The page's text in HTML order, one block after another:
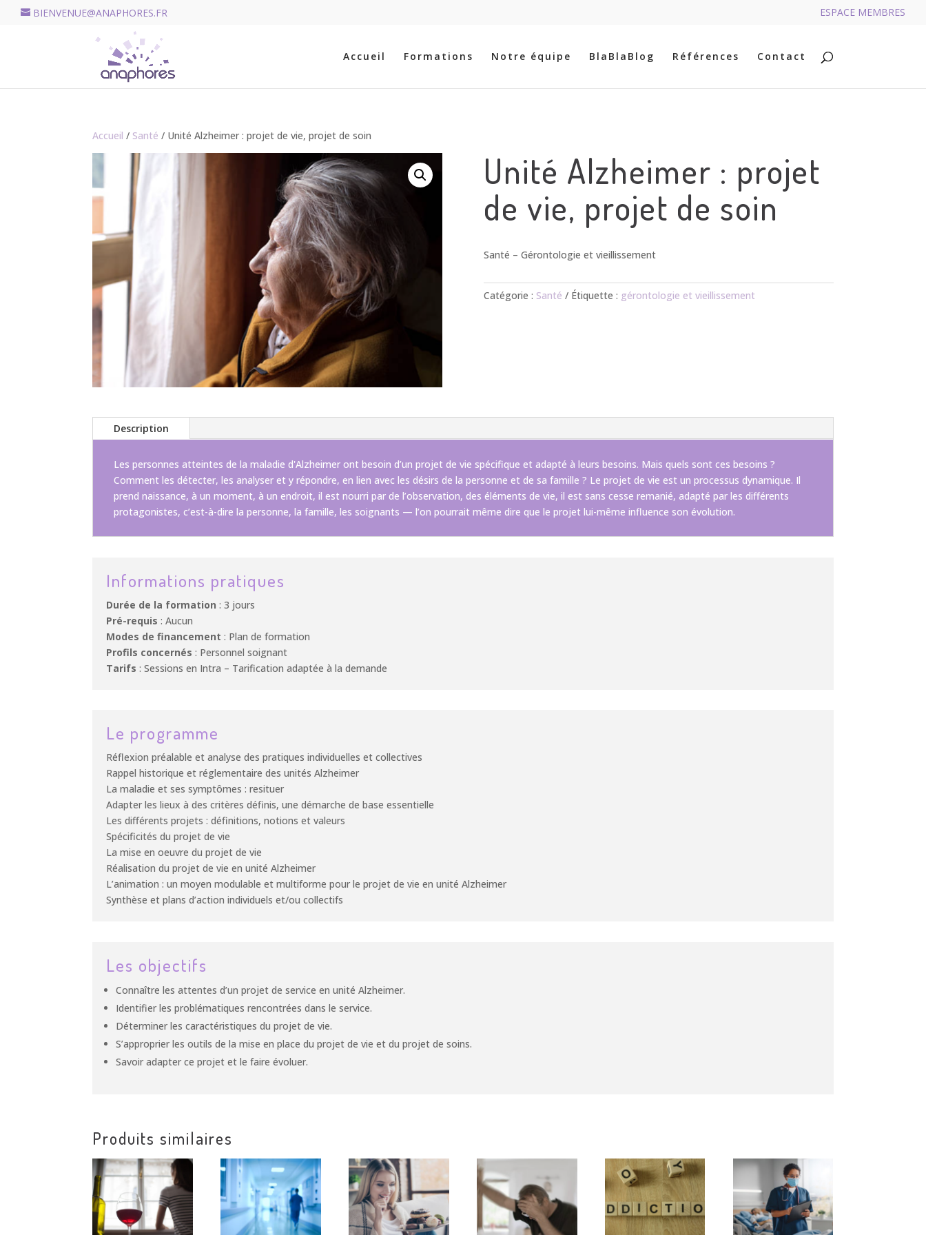
BIENVENUE@ANAPHORES.FR ESPACE MEMBRES
Accueil Formations Notre équipe BlaBlaBlog Références Contact
Accueil / Santé / Unité Alzheimer : projet de vie, projet de soin
Unité Alzheimer : projet
de vie, projet de soin
Santé – Gérontologie et vieillissement
Catégorie : Santé Étiquette : gérontologie et vieillissement
Description
Les personnes atteintes de la maladie d'Alzheimer ont besoin d’un projet de vie spécifique et adapté à leurs besoins. Mais quels sont ces besoins ?
Comment les détecter, les analyser et y répondre, en lien avec les désirs de la personne et de sa famille ? Le projet de vie est un processus dynamique. Il
prend naissance, à un moment, à un endroit, il est nourri par de l’observation, des éléments de vie, il est sans cesse remanié, adapté par les différents
protagonistes, c’est-à-dire la personne, la famille, les soignants — l’on pourrait même dire que le projet lui-même influence son évolution.
Informations pratiques
Durée de la formation : 3 jours
Pré-requis : Aucun
Modes de financement : Plan de formation
Profils concernés : Personnel soignant
Tarifs : Sessions en Intra – Tarification adaptée à la demande
Le programme
Réflexion préalable et analyse des pratiques individuelles et collectives
Rappel historique et réglementaire des unités Alzheimer
La maladie et ses symptômes : resituer
Adapter les lieux à des critères définis, une démarche de base essentielle
Les différents projets : définitions, notions et valeurs
Spécificités du projet de vie
La mise en oeuvre du projet de vie
Réalisation du projet de vie en unité Alzheimer
L’animation : un moyen modulable et multiforme pour le projet de vie en unité Alzheimer
Synthèse et plans d’action individuels et/ou collectifs
Les objectifs
Connaître les attentes d’un projet de service en unité Alzheimer.
Identifier les problématiques rencontrées dans le service.
Déterminer les caractéristiques du projet de vie.
S’approprier les outils de la mise en place du projet de vie et du projet de soins.
Savoir adapter ce projet et le faire évoluer.
Produits similaires